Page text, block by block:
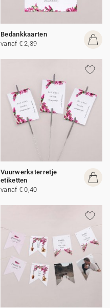
Bedankkaarten
vanaf € 2,39
Vuurwerksterretje
etiketten
vanaf € 0,40